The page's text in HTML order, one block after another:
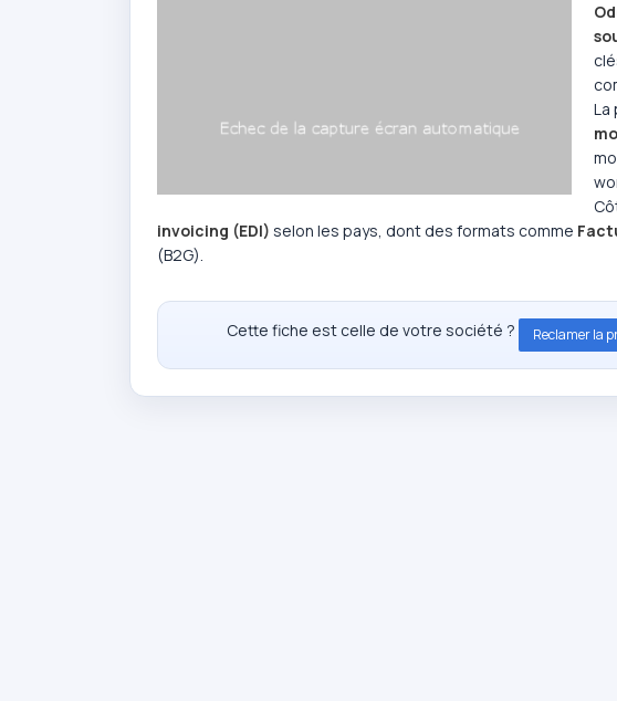
La
invoicing (EDI) selon les pays, dont des formats comme
(B2G).
Cette fiche est celle de votre société ? Reclamer la